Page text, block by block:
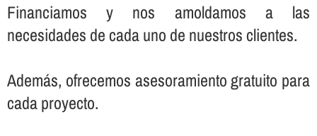
Financiamos y nos amoldamos a las
necesidades de cada uno de nuestros clientes.
Además, ofrecemos asesoramiento gratuito para
cada proyecto.